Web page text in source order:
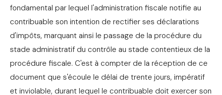
fondamental par lequel l'administration fiscale notifie au
contribuable son intention de rectifier ses déclarations
d'impôts, marquant ainsi le passage de la procédure du
stade administratif du contrôle au stade contentieux de la
procédure fiscale. C'est à compter de la réception de ce
document que s'écoule le délai de trente jours, impératif
et inviolable, durant lequel le contribuable doit exercer son